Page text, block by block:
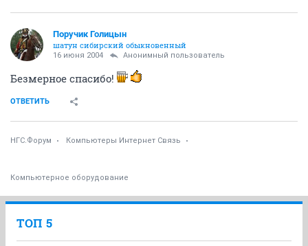
Поручик Голицын
шатун сибирский обыкновенный
16 июня 2004 Анонимный пользователь
Безмерное спасибо!
ОТВЕТИТЬ
НГС.Форум Компьютеры Интернет Связь
Компьютерное оборудование
ТОП 5